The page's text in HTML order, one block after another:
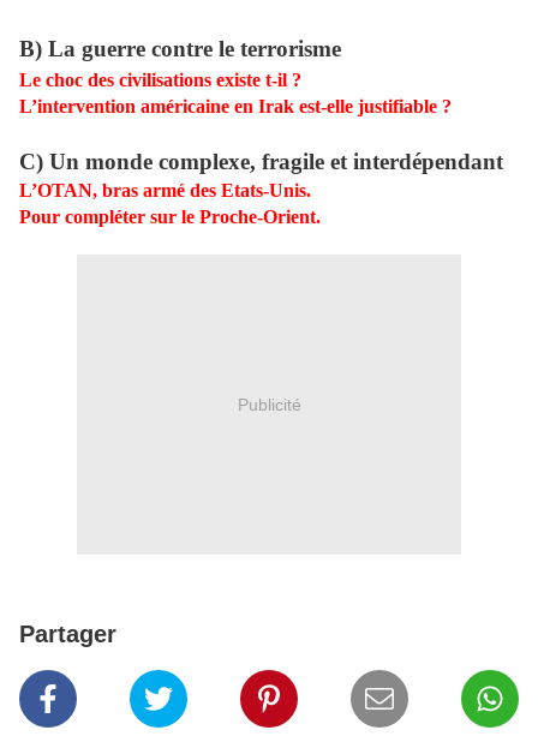
B) La guerre contre le terrorisme
Le choc des civilisations existe t-il ?
L’intervention américaine en Irak est-elle justifiable ?
C) Un monde complexe, fragile et interdépendant
L’OTAN, bras armé des Etats-Unis.
Pour compléter sur le Proche-Orient.
Publicité
Partager